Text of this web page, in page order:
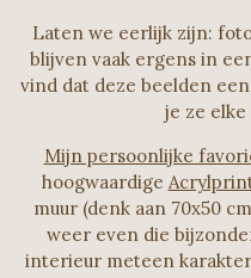
Laten we eerlijk zijn:
blijven vaak ergens in
vind dat deze beelden
je ze
Mijn persoonlijke
hoogwaardige
muur (denk aan 70x50
weer even die
interieur meteen